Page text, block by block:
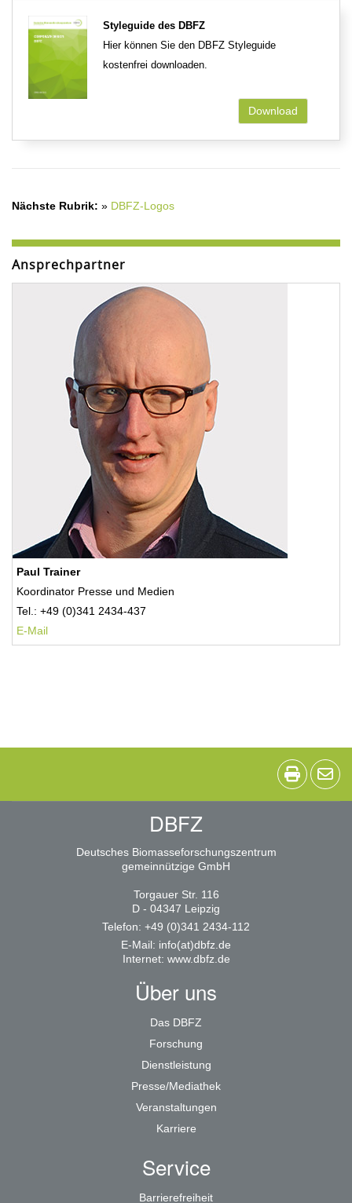
Styleguide des DBFZ
Hier können Sie den DBFZ Styleguide
kostenfrei downloaden.
Download
Nächste Rubrik: » DBFZ-Logos
Ansprechpartner
Paul Trainer
Koordinator Presse und Medien
Tel.: +49 (0)341 2434-437
E-Mail
DBFZ
Deutsches Biomasseforschungszentrum
gemeinnützige GmbH
Torgauer Str. 116
D - 04347 Leipzig
Telefon: +49 (0)341 2434-112
E-Mail: info(at)dbfz.de
Internet: www.dbfz.de
Über uns
Das DBFZ
Forschung
Dienstleistung
Presse/Mediathek
Veranstaltungen
Karriere
Service
Barrierefreiheit